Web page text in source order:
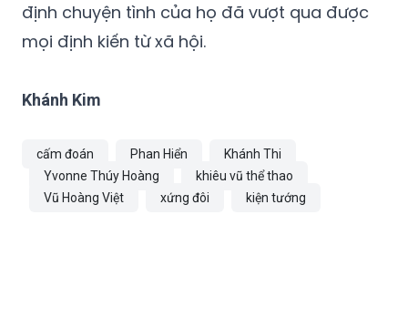
định chuyện tình của họ đã vượt qua được
mọi định kiến từ xã hội.
Khánh Kim
cấm đoán Phan Hiển
Khánh Thi
Yvonne Thúy Hoàng
khiêu vũ thể thao
Vũ Hoàng Việt
xứng đôi kiện tướng